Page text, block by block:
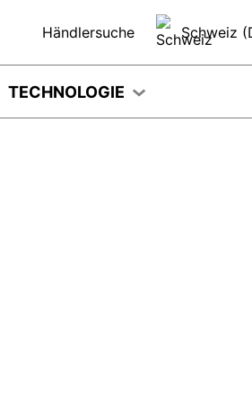
Händlersuche Schweiz
TECHNOLOGIE